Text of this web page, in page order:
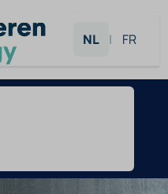
NL | FR